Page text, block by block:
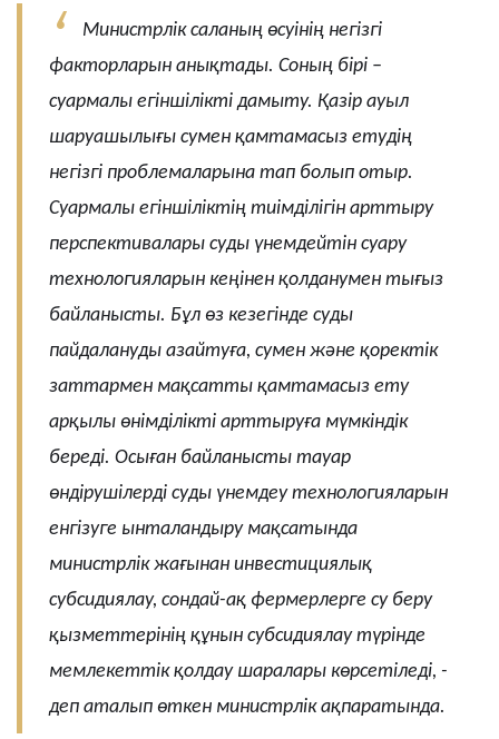
Министрлік саланың өсуінің негізгі
факторларын анықтады. Соның бірі –
суармалы егіншілікті дамыту. Қазір ауыл
шаруашылығы сумен қамтамасыз етудің
негізгі проблемаларына тап болып отыр.
Суармалы егіншіліктің тиімділігін арттыру
перспективалары суды үнемдейтін суару
технологияларын кеңінен қолданумен тығыз
байланысты. Бұл өз кезегінде суды
пайдалануды азайтуға, сумен және қоректік
заттармен мақсатты қамтамасыз ету
арқылы өнімділікті арттыруға мүмкіндік
береді. Осыған байланысты тауар
өндірушілерді суды үнемдеу технологияларын
енгізуге ынталандыру мақсатында
министрлік жағынан инвестициялық
субсидиялау, сондай-ақ фермерлерге су беру
қызметтерінің құнын субсидиялау түрінде
мемлекеттік қолдау шаралары көрсетіледі, -
деп аталып өткен министрлік ақпаратында.